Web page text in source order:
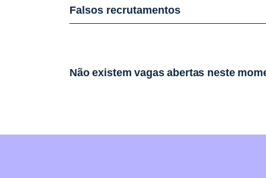
Falsos recrutamentos
Não existem vagas abertas neste